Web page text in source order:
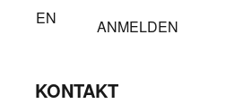
EN ANMELDEN
KONTAKT